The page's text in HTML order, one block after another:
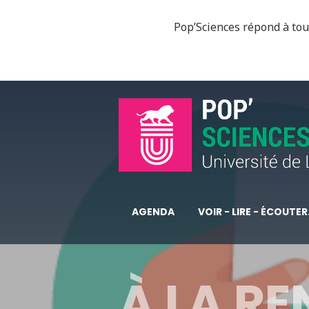
Pop’Sciences répond à
AGENDA VOIR - LIRE -